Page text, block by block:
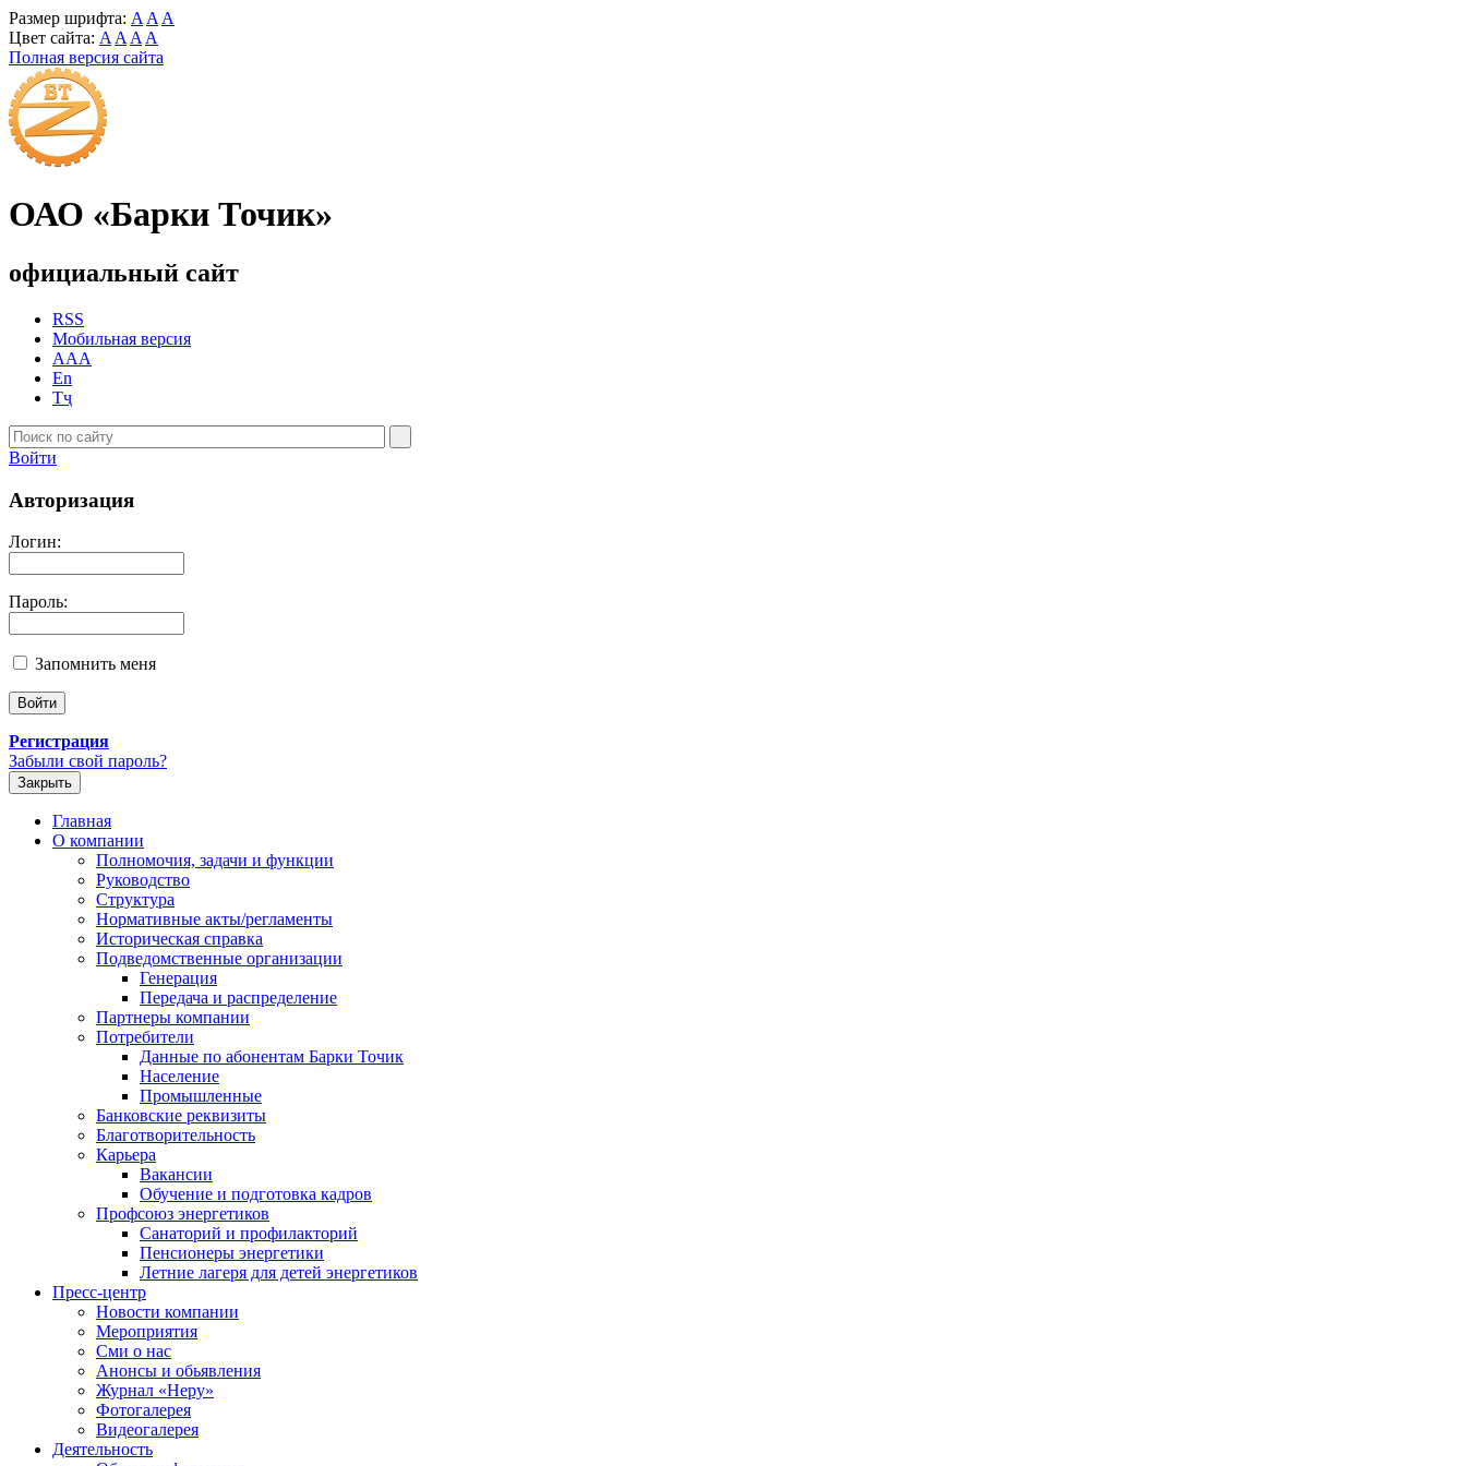
Размер шрифта: A A A
Цвет сайта: A A A A
Полная версия сайта
ОАО «Барки Точик»
официальный сайт
RSS
Мобильная версия
AAA
En
Тҷ
Войти
Авторизация
Логин:
Пароль:
Запомнить меня
Регистрация
Забыли свой пароль?
Закрыть
Главная
О компании
Полномочия, задачи и функции
Руководство
Структура
Нормативные акты/регламенты
Историческая справка
Подведомственные организации
Генерация
Передача и распределение
Партнеры компании
Потребители
Данные по абонентам Барки Точик
Население
Промышленные
Банковские реквизиты
Благотворительность
Карьера
Вакансии
Обучение и подготовка кадров
Профсоюз энергетиков
Санаторий и профилакторий
Пенсионеры энергетики
Летние лагеря для детей энергетиков
Пресс-центр
Новости компании
Мероприятия
Сми о нас
Анонсы и обьявления
Журнал «Неру»
Фотогалерея
Видеогалерея
Деятельность